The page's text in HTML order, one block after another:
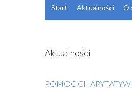
Start Aktualności O
Aktualności
POMOC